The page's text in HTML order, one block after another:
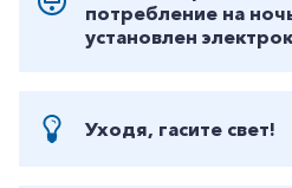
потребление на
установлен
Уходя, гасите свет!